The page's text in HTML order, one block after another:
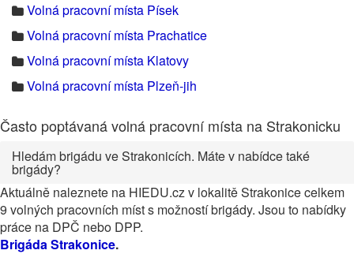
Volná pracovní místa Písek
Volná pracovní místa Prachatice
Volná pracovní místa Klatovy
Volná pracovní místa Plzeň-jih
Často poptávaná volná pracovní místa na Strakonicku
Hledám brigádu ve Strakonicích. Máte v nabídce také
brigády?
Aktuálně naleznete na HIEDU.cz v lokalitě Strakonice celkem
9 volných pracovních míst s možností brigády. Jsou to nabídky
práce na DPČ nebo DPP.
Brigáda Strakonice.